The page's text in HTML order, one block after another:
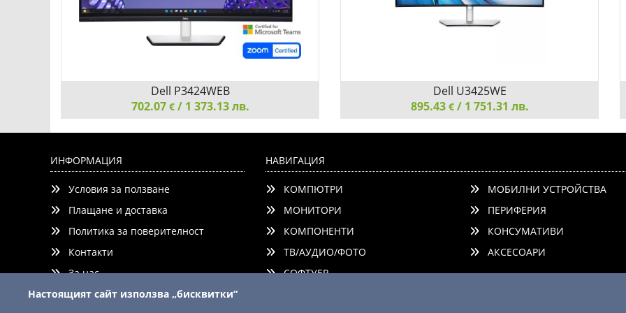
WQHD AG, IPS, 21:9, 5ms, 1000:1, 300 cd/m2,
(3440x1440 ), 99% sRGB, HDMI, DP, USB-C, USB 3.2
hub, RJ45, ComfortView Plus, Height Adjustable, Swivel,
Tilt, Black
Сравни
Dell P3424WEB
702.07 €/ 1 373.13 лв.
3440x1440, 120 Hz, sRGB 100%, HDMI, DP, USB 3.2
Hub, USB-C Hub, Speakers, RJ45, KVM, PiP, PbP,
Сравни
Dell U3425WE
895.43 €/ 1 751.31 лв.
ИНФОРМАЦИЯ
Условия за ползване
Плащане и доставка
Политика за поверителност
Контакти
За нас
НАВИГАЦИЯ
КОМПЮТРИ
МОБИЛНИ УСТРОЙСТВА
МОНИТОРИ
ПЕРИФЕРИЯ
КОМПОНЕНТИ
КОНСУМАТИВИ
ТВ/АУДИО/ФОТО
АКСЕСОАРИ
СОФТУЕР
Настоящият сайт използва „бисквитки“